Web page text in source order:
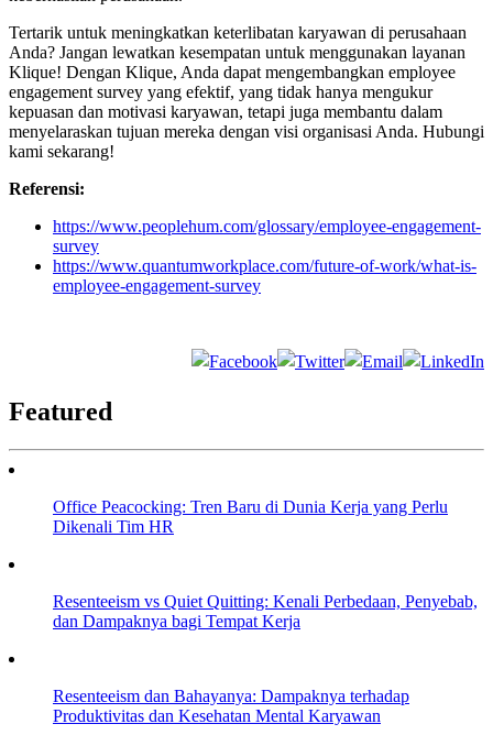
Tertarik untuk meningkatkan keterlibatan karyawan di perusahaan
Anda? Jangan lewatkan kesempatan untuk menggunakan layanan
Klique! Dengan Klique, Anda dapat mengembangkan employee
engagement survey yang efektif, yang tidak hanya mengukur
kepuasan dan motivasi karyawan, tetapi juga membantu dalam
menyelaraskan tujuan mereka dengan visi organisasi Anda. Hubungi
kami sekarang!
Referensi:
https://www.peoplehum.com/glossary/employee-engagement-
survey
https://www.quantumworkplace.com/future-of-work/what-is-
employee-engagement-survey
Featured
Office Peacocking: Tren Baru di Dunia Kerja yang Perlu
Dikenali Tim HR
Resenteeism vs Quiet Quitting: Kenali Perbedaan, Penyebab,
dan Dampaknya bagi Tempat Kerja
Resenteeism dan Bahayanya: Dampaknya terhadap
Produktivitas dan Kesehatan Mental Karyawan